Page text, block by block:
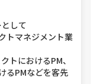
して
トマネジメント業
トにおけるPM、
るPMなどを客先